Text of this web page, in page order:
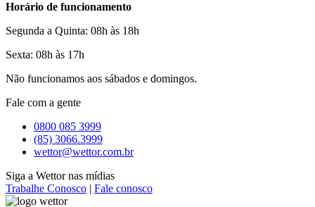
Horário de funcionamento
Segunda a Quinta: 08h às 18h
Sexta: 08h às 17h
Não funcionamos aos sábados e domingos.
Fale com a gente
0800 085 3999
(85) 3066.3999
wettor@wettor.com.br
Siga a Wettor nas mídias
Trabalhe Conosco | Fale conosco